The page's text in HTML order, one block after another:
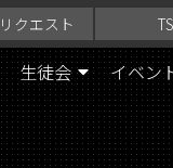
クエスト
生徒会 イベン